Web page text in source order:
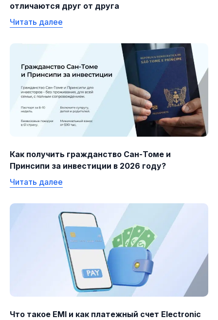
отличаются друг от друга
Читать далее
Как получить гражданство Сан-Томе и
Принсипи за инвестиции в 2026 году?
Читать далее
Что такое EMI и как платежный счет Electronic